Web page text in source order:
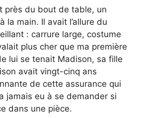
près du bout de table, un
la main. Il avait l’allure du
: carrure large, costume
plus cher que ma première
lui se tenait Madison, sa fille
avait vingt-cinq ans
de cette assurance qui
jamais eu à se demander si
dans une pièce.